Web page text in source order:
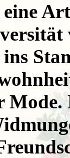
eine